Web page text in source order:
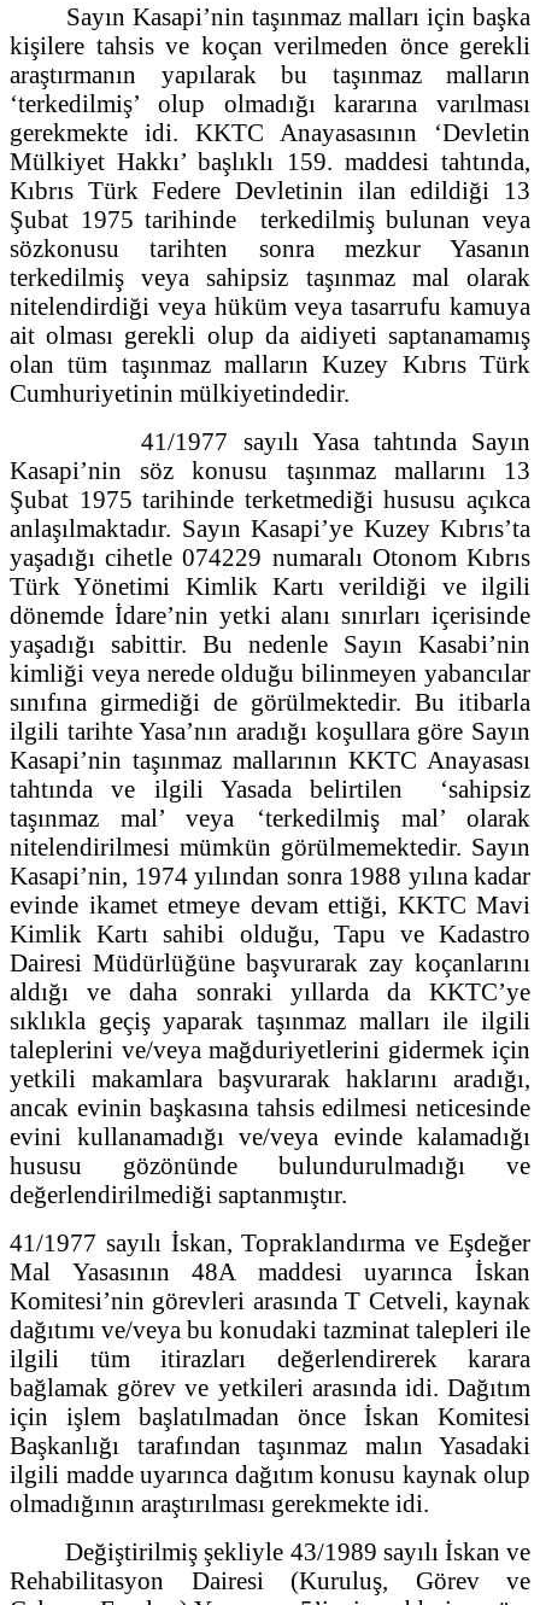
Sayın Kasapi’nin taşınmaz malları için başka
kişilere tahsis ve koçan verilmeden önce gerekli
araştırmanın yapılarak bu taşınmaz malların
‘terkedilmiş’ olup olmadığı kararına varılması
gerekmekte idi. KKTC Anayasasının ‘Devletin
Mülkiyet Hakkı’ başlıklı 159. maddesi tahtında,
Kıbrıs Türk Federe Devletinin ilan edildiği 13
Şubat 1975 tarihinde terkedilmiş bulunan veya
sözkonusu tarihten sonra mezkur Yasanın
terkedilmiş veya sahipsiz taşınmaz mal olarak
nitelendirdiği veya hüküm veya tasarrufu kamuya
ait olması gerekli olup da aidiyeti saptanamamış
olan tüm taşınmaz malların Kuzey Kıbrıs Türk
Cumhuriyetinin mülkiyetindedir.
41/1977 sayılı Yasa tahtında Sayın
Kasapi’nin söz konusu taşınmaz mallarını 13
Şubat 1975 tarihinde terketmediği hususu açıkca
anlaşılmaktadır. Sayın Kasapi’ye Kuzey Kıbrıs’ta
yaşadığı cihetle 074229 numaralı Otonom Kıbrıs
Türk Yönetimi Kimlik Kartı verildiği ve ilgili
dönemde İdare’nin yetki alanı sınırları içerisinde
yaşadığı sabittir. Bu nedenle Sayın Kasabi’nin
kimliği veya nerede olduğu bilinmeyen yabancılar
sınıfına girmediği de görülmektedir. Bu itibarla
ilgili tarihte Yasa’nın aradığı koşullara göre Sayın
Kasapi’nin taşınmaz mallarının KKTC Anayasası
tahtında ve ilgili Yasada belirtilen ‘sahipsiz
taşınmaz mal’ veya ‘terkedilmiş mal’ olarak
nitelendirilmesi mümkün görülmemektedir. Sayın
Kasapi’nin, 1974 yılından sonra 1988 yılına kadar
evinde ikamet etmeye devam ettiği, KKTC Mavi
Kimlik Kartı sahibi olduğu, Tapu ve Kadastro
Dairesi Müdürlüğüne başvurarak zay koçanlarını
aldığı ve daha sonraki yıllarda da KKTC’ye
sıklıkla geçiş yaparak taşınmaz malları ile ilgili
taleplerini ve/veya mağduriyetlerini gidermek için
yetkili makamlara başvurarak haklarını aradığı,
ancak evinin başkasına tahsis edilmesi neticesinde
evini kullanamadığı ve/veya evinde kalamadığı
hususu gözönünde bulundurulmadığı ve
değerlendirilmediği saptanmıştır.
41/1977 sayılı İskan, Topraklandırma ve Eşdeğer
Mal Yasasının 48A maddesi uyarınca İskan
Komitesi’nin görevleri arasında T Cetveli, kaynak
dağıtımı ve/veya bu konudaki tazminat talepleri ile
ilgili tüm itirazları değerlendirerek karara
bağlamak görev ve yetkileri arasında idi. Dağıtım
için işlem başlatılmadan önce İskan Komitesi
Başkanlığı tarafından taşınmaz malın Yasadaki
ilgili madde uyarınca dağıtım konusu kaynak olup
olmadığının araştırılması gerekmekte idi.
Değiştirilmiş şekliyle 43/1989 sayılı İskan ve
Rehabilitasyon Dairesi (Kuruluş, Görev ve